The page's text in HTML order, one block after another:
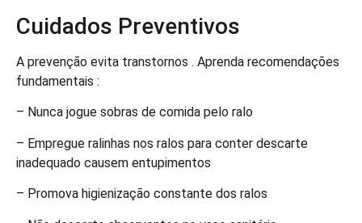
Cuidados Preventivos
A prevenção evita transtornos . Aprenda recomendações
fundamentais :
– Nunca jogue sobras de comida pelo ralo
– Empregue ralinhas nos ralos para conter descarte
inadequado causem entupimentos
– Promova higienização constante dos ralos